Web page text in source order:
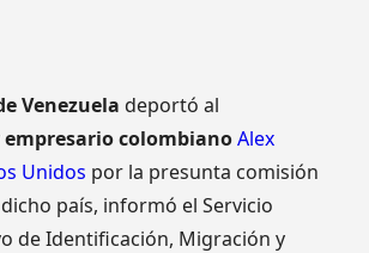
Venezuela deportó al
colombianoAlex
Unidos por la presunta comisión
país, informó el Servicio
de Identificación, Migración y